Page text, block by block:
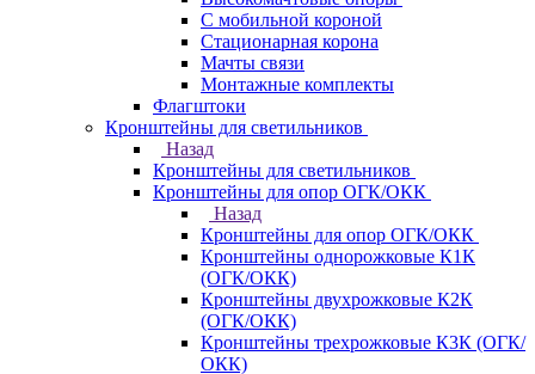
С мобильной короной
Стационарная корона
Мачты связи
Монтажные комплекты
Флагштоки
Кронштейны для светильников
Назад
Кронштейны для светильников
Кронштейны для опор ОГК/ОКК
Назад
Кронштейны для опор ОГК/ОКК
Кронштейны однорожковые К1К
(ОГК/ОКК)
Кронштейны двухрожковые К2К
(ОГК/ОКК)
Кронштейны трехрожковые К3К (ОГК/
ОКК)